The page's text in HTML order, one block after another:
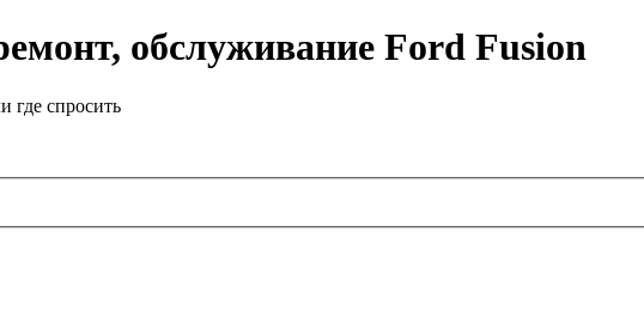
обслуживание Ford Fusion
где спросить